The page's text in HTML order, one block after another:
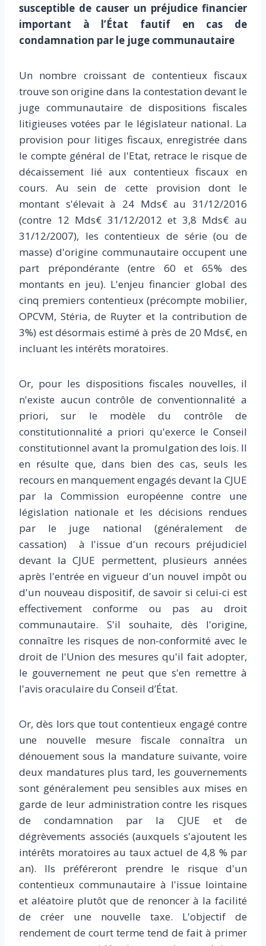
susceptible de causer un préjudice financier
important à l’État fautif en cas de
condamnation par le juge communautaire
Un nombre croissant de contentieux fiscaux
trouve son origine dans la contestation devant le
juge communautaire de dispositions fiscales
litigieuses votées par le législateur national. La
provision pour litiges fiscaux, enregistrée dans
le compte général de l'Etat, retrace le risque de
décaissement lié aux contentieux fiscaux en
cours. Au sein de cette provision dont le
montant s'élevait à 24 Mds€ au 31/12/2016
(contre 12 Mds€ 31/12/2012 et 3,8 Mds€ au
31/12/2007), les contentieux de série (ou de
masse) d'origine communautaire occupent une
part prépondérante (entre 60 et 65% des
montants en jeu). L'enjeu financier global des
cinq premiers contentieux (précompte mobilier,
OPCVM, Stéria, de Ruyter et la contribution de
3%) est désormais estimé à près de 20 Mds€, en
incluant les intérêts moratoires.
Or, pour les dispositions fiscales nouvelles, il
n'existe aucun contrôle de conventionnalité a
priori, sur le modèle du contrôle de
constitutionnalité a priori qu'exerce le Conseil
constitutionnel avant la promulgation des lois. Il
en résulte que, dans bien des cas, seuls les
recours en manquement engagés devant la CJUE
par la Commission européenne contre une
législation nationale et les décisions rendues
par le juge national (généralement de
cassation) à l'issue d'un recours préjudiciel
devant la CJUE permettent, plusieurs années
après l'entrée en vigueur d'un nouvel impôt ou
d'un nouveau dispositif, de savoir si celui-ci est
effectivement conforme ou pas au droit
communautaire. S'il souhaite, dès l'origine,
connaître les risques de non-conformité avec le
droit de l'Union des mesures qu'il fait adopter,
le gouvernement ne peut que s'en remettre à
l'avis oraculaire du Conseil d’État.
Or, dès lors que tout contentieux engagé contre
une nouvelle mesure fiscale connaîtra un
dénouement sous la mandature suivante, voire
deux mandatures plus tard, les gouvernements
sont généralement peu sensibles aux mises en
garde de leur administration contre les risques
de condamnation par la CJUE et de
dégrèvements associés (auxquels s'ajoutent les
intérêts moratoires au taux actuel de 4,8 % par
an). Ils préféreront prendre le risque d'un
contentieux communautaire à l'issue lointaine
et aléatoire plutôt que de renoncer à la facilité
de créer une nouvelle taxe. L'objectif de
rendement de court terme tend de fait à primer